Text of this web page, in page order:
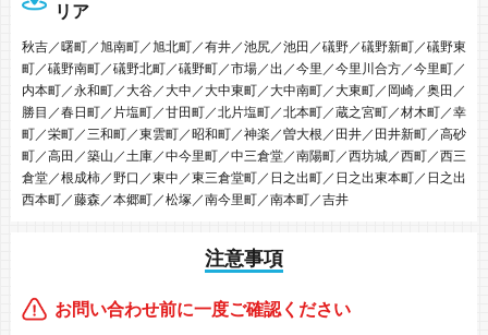
リア
秋吉／曙町／旭南町／旭北町／有井／池尻／池田／礒野／礒野新町／礒野東
町／礒野南町／礒野北町／礒野町／市場／出／今里／今里川合方／今里町／
内本町／永和町／大谷／大中／大中東町／大中南町／大東町／岡崎／奥田／
勝目／春日町／片塩町／甘田町／北片塩町／北本町／蔵之宮町／材木町／幸
町／栄町／三和町／東雲町／昭和町／神楽／曽大根／田井／田井新町／高砂
町／高田／築山／土庫／中今里町／中三倉堂／南陽町／西坊城／西町／西三
倉堂／根成柿／野口／東中／東三倉堂町／日之出町／日之出東本町／日之出
西本町／藤森／本郷町／松塚／南今里町／南本町／吉井
注意事項
お問い合わせ前に一度ご確認ください